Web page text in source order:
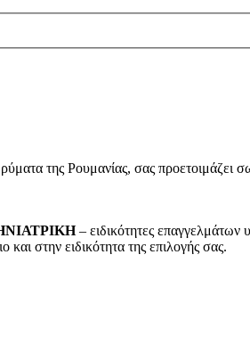
της Ρουμανίας, σας προετοιμάζει
– ειδικότητες επαγγελμάτων
στην ειδικότητα της επιλογής σας.